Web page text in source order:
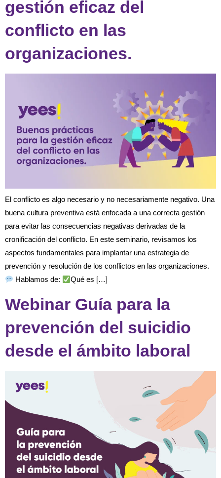
gestión eficaz del
conflicto en las
organizaciones.
El conflicto es algo necesario y no necesariamente negativo. Una
buena cultura preventiva está enfocada a una correcta gestión
para evitar las consecuencias negativas derivadas de la
cronificación del conflicto. En este seminario, revisamos los
aspectos fundamentales para implantar una estrategia de
prevención y resolución de los conflictos en las organizaciones.
Hablamos de:
Qué es […]
Webinar Guía para la
prevención del suicidio
desde el ámbito laboral